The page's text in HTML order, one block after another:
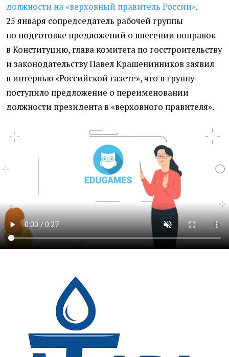
должности на «верховный правитель России».
25 января сопредседатель рабочей группы
по подготовке предложений о внесении поправок
в Конституцию, глава комитета по госстроительству
и законодательству Павел Крашенинников заявил
в интервью«Российской газете», что в группу
поступило предложение о переименовании
должности президента в «верховного правителя».